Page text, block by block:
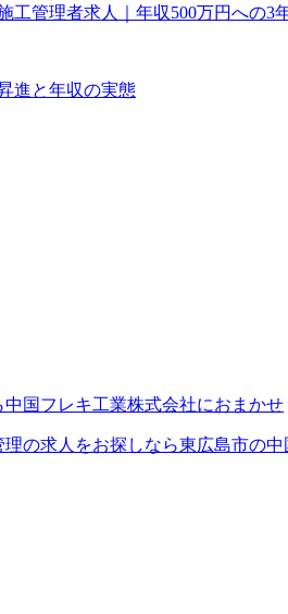
工管理者求人｜年収500万円への3
進と年収の実態
の求人をお探しなら東広島市の